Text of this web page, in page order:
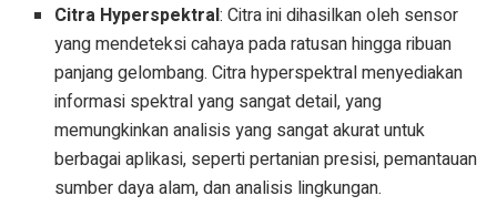
Citra Hyperspektral: Citra ini dihasilkan oleh sensor
yang mendeteksi cahaya pada ratusan hingga ribuan
panjang gelombang. Citra hyperspektral menyediakan
informasi spektral yang sangat detail, yang
memungkinkan analisis yang sangat akurat untuk
berbagai aplikasi, seperti pertanian presisi, pemantauan
sumber daya alam, dan analisis lingkungan.